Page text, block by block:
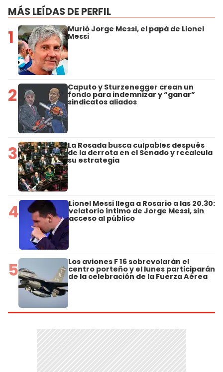
MÁS LEÍDAS DE PERFIL
1 Murió Jorge Messi, el papá de Lionel
Messi
2 Caputo y Sturzenegger crean un
fondo para indemnizar y “ganar”
sindicatos aliados
3 La Rosada busca culpables después
de la derrota en el Senado y recalcula
su estrategia
4 Lionel Messi llega a Rosario a las 20.30:
velatorio íntimo de Jorge Messi, sin
acceso al público
5 Los aviones F 16 sobrevolarán el
centro porteño y el lunes participarán
de la celebración de la Fuerza Aérea